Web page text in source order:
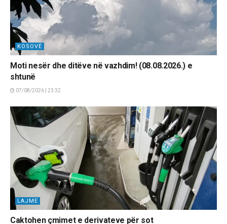
KOSOVË
Moti nesër dhe ditëve në vazhdim! (08.08.2026.) e
shtunë
07/08/2026 | 23:32
LAJME
Caktohen çmimet e derivateve për sot